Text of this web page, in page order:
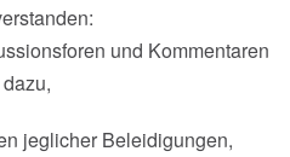
und Kommentaren
jeglicher Beleidigungen,